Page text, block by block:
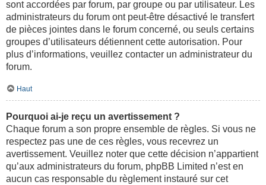
sont accordées par forum, par groupe ou par utilisateur. Les
administrateurs du forum ont peut-être désactivé le transfert
de pièces jointes dans le forum concerné, ou seuls certains
groupes d’utilisateurs détiennent cette autorisation. Pour
plus d’informations, veuillez contacter un administrateur du
forum.
Haut
Pourquoi ai-je reçu un avertissement ?
Chaque forum a son propre ensemble de règles. Si vous ne
respectez pas une de ces règles, vous recevrez un
avertissement. Veuillez noter que cette décision n’appartient
qu’aux administrateurs du forum, phpBB Limited n’est en
aucun cas responsable du règlement instauré sur cet